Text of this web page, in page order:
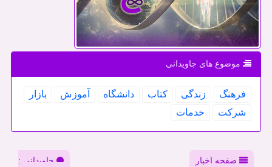
موضوع های جاویدانی
فرهنگ زندگی كتاب دانشگاه آموزش
بازار
شركت
خدمات
صفحه اخبار
جاویدانی :